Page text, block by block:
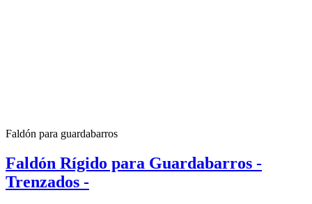
Faldón para guardabarros
Faldón Rígido para Guardabarros -
Trenzados -